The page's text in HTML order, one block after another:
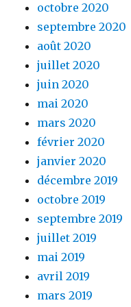
octobre 2020
septembre 2020
août 2020
juillet 2020
juin 2020
mai 2020
mars 2020
février 2020
janvier 2020
décembre 2019
octobre 2019
septembre 2019
juillet 2019
mai 2019
avril 2019
mars 2019